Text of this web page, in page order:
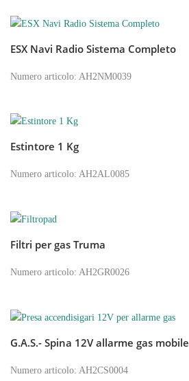
Aggiungi al carrello
ESX Navi Radio Sistema Completo
Numero articolo: AH2NM0039
Estintore 1 Kg
Numero articolo: AH2AL0085
Aggiungi al carrello
Filtri per gas Truma
Numero articolo: AH2GR0026
Aggiungi al carrello
G.A.S.- Spina 12V allarme gas mobile
Numero articolo: AH2CS0004